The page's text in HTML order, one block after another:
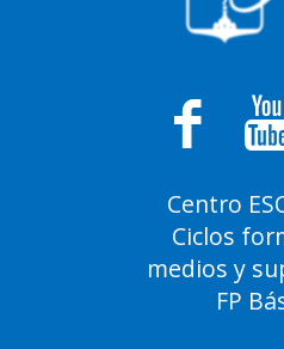
Centro
Ciclos
medios y
FP